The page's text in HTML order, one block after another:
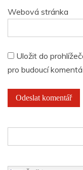
Webová stránka
Uložit do
pro budoucí